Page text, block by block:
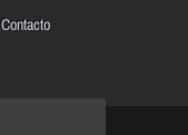
Contacto